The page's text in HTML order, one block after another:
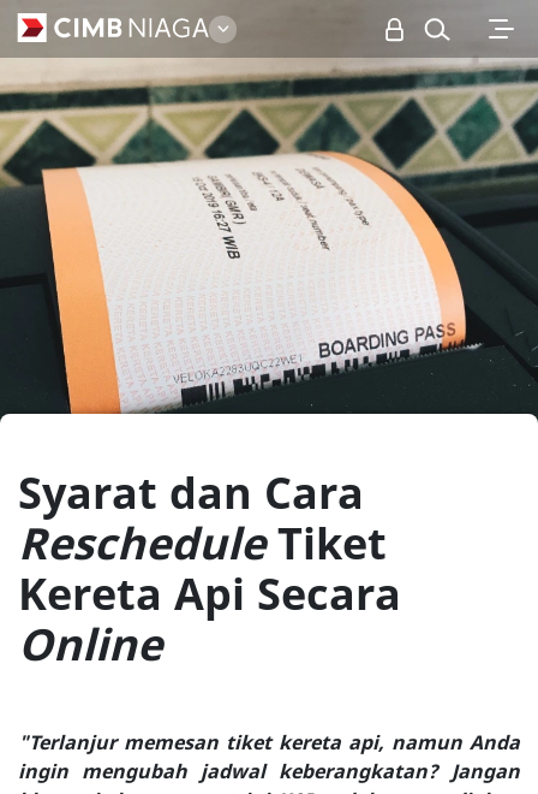
Personal
Syarat dan Cara
RescheduleTiket
Kereta Api Secara
Online
"Terlanjur memesan tiket kereta api, namun Anda
ingin mengubah jadwal keberangkatan? Jangan